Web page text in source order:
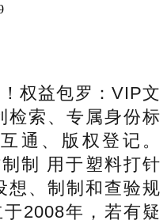
益包罗：VIP文
检索、专属身份标
通、版权登记。
制 用于塑料打针
想、制制和查验规
2008年，若有疑